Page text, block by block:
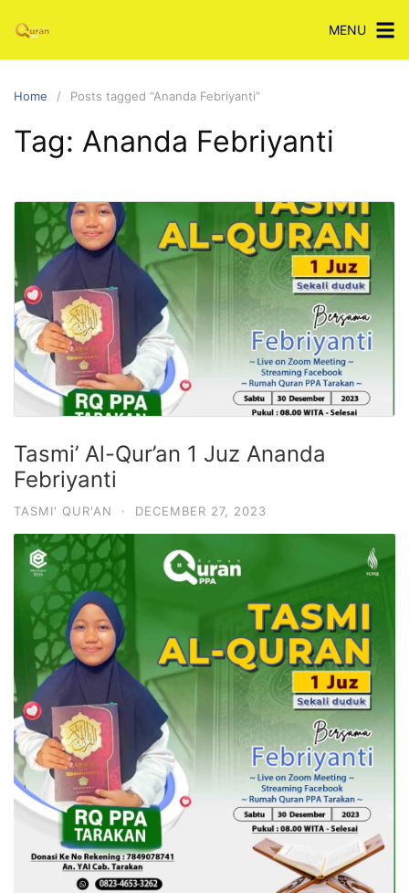
content
MENU
Home Posts tagged “Ananda Febriyanti”
Tag: Ananda Febriyanti
Tasmi’ Al-Qur’an 1 Juz Ananda
Febriyanti
TASMI' QUR'AN · DECEMBER 27, 2023